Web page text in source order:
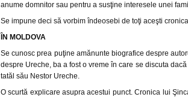
anume domnitor sau pentru a susţine interesele unei
Se impune deci să vorbim îndeosebi de toţi aceşti
ÎN MOLDOVA
Se cunosc prea puţine amănunte biografice despre
despre Ureche, ba a fost o vreme în care se discuta
tatăl său Nestor Ureche.
O scurtă explicare asupra acestui punct. Cronica lui